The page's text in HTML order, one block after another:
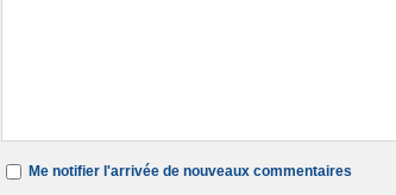
Me notifier l'arrivée de nouveaux commentaires